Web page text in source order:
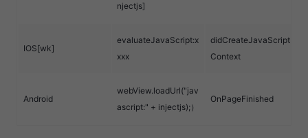
njectjs]
IOS[wk]
evaluateJavaScript:x
xxx
didCreateJavaScript
Context
Android
webView.loadUrl("jav
ascript:" + injectjs);）
OnPageFinished